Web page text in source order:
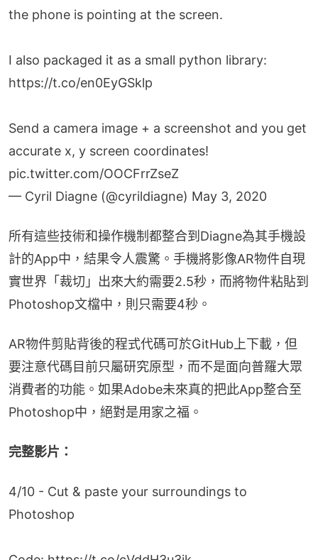
the phone is pointing at the screen.
I also packaged it as a small python library:
https://t.co/en0EyGSklp
Send a camera image + a screenshot and you get
accurate x, y screen coordinates!
pic.twitter.com/OOCFrrZseZ
— Cyril Diagne (@cyrildiagne) May 3, 2020
所有這些技術和操作機制都整合到Diagne為其手機設
計的App中，結果令人震驚。手機將影像AR物件自現
實世界「裁切」出來大約需要2.5秒，而將物件粘貼到
Photoshop文檔中，則只需要4秒。
AR物件剪貼背後的程式代碼可於GitHub上下載，但
要注意代碼目前只屬研究原型，而不是面向普羅大眾
消費者的功能。如果Adobe未來真的把此App整合至
Photoshop中，絕對是用家之福。
完整影片：
4/10 - Cut & paste your surroundings to
Photoshop